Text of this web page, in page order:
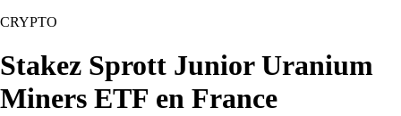
CRYPTO
Stakez Sprott Junior Uranium
Miners ETF en France